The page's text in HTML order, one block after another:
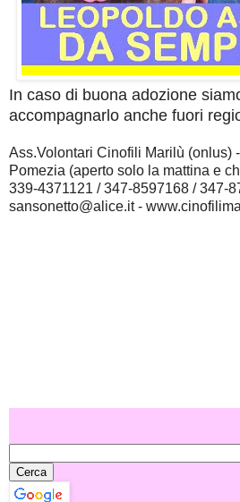
In caso di buona adozione
accompagnarlo anche fuori
Ass.Volontari Cinofili Marilù (onlus)
Pomezia (aperto solo la mattina e
339-4371121 / 347-8597168 / 347-
sansonetto@alice.it -